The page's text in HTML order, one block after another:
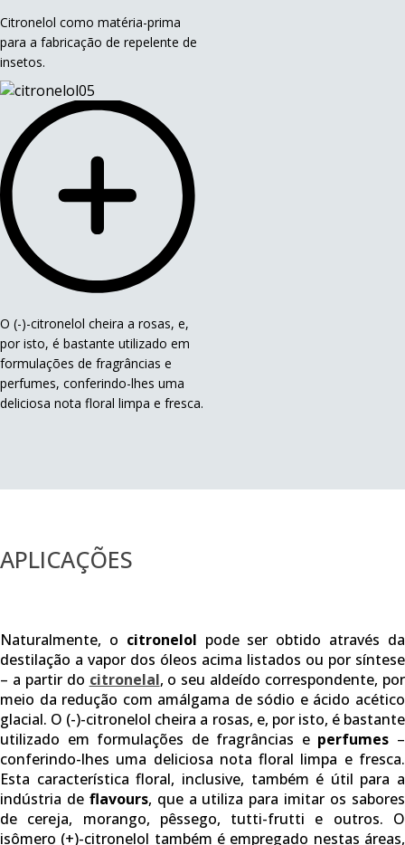
Citronelol como matéria-prima
para a fabricação de repelente de
insetos.
O (-)-citronelol cheira a rosas, e,
por isto, é bastante utilizado em
formulações de fragrâncias e
perfumes, conferindo-lhes uma
deliciosa nota floral limpa e fresca.
APLICAÇÕES
Naturalmente, o citronelol pode ser obtido através da
destilação a vapor dos óleos acima listados ou por síntese
– a partir do citronelal, o seu aldeído correspondente, por
meio da redução com amálgama de sódio e ácido acético
glacial. O (-)-citronelol cheira a rosas, e, por isto, é bastante
utilizado em formulações de fragrâncias e perfumes –
conferindo-lhes uma deliciosa nota floral limpa e fresca.
Esta característica floral, inclusive, também é útil para a
indústria de flavours, que a utiliza para imitar os sabores
de cereja, morango, pêssego, tutti-frutti e outros. O
isômero (+)-citronelol também é empregado nestas áreas,